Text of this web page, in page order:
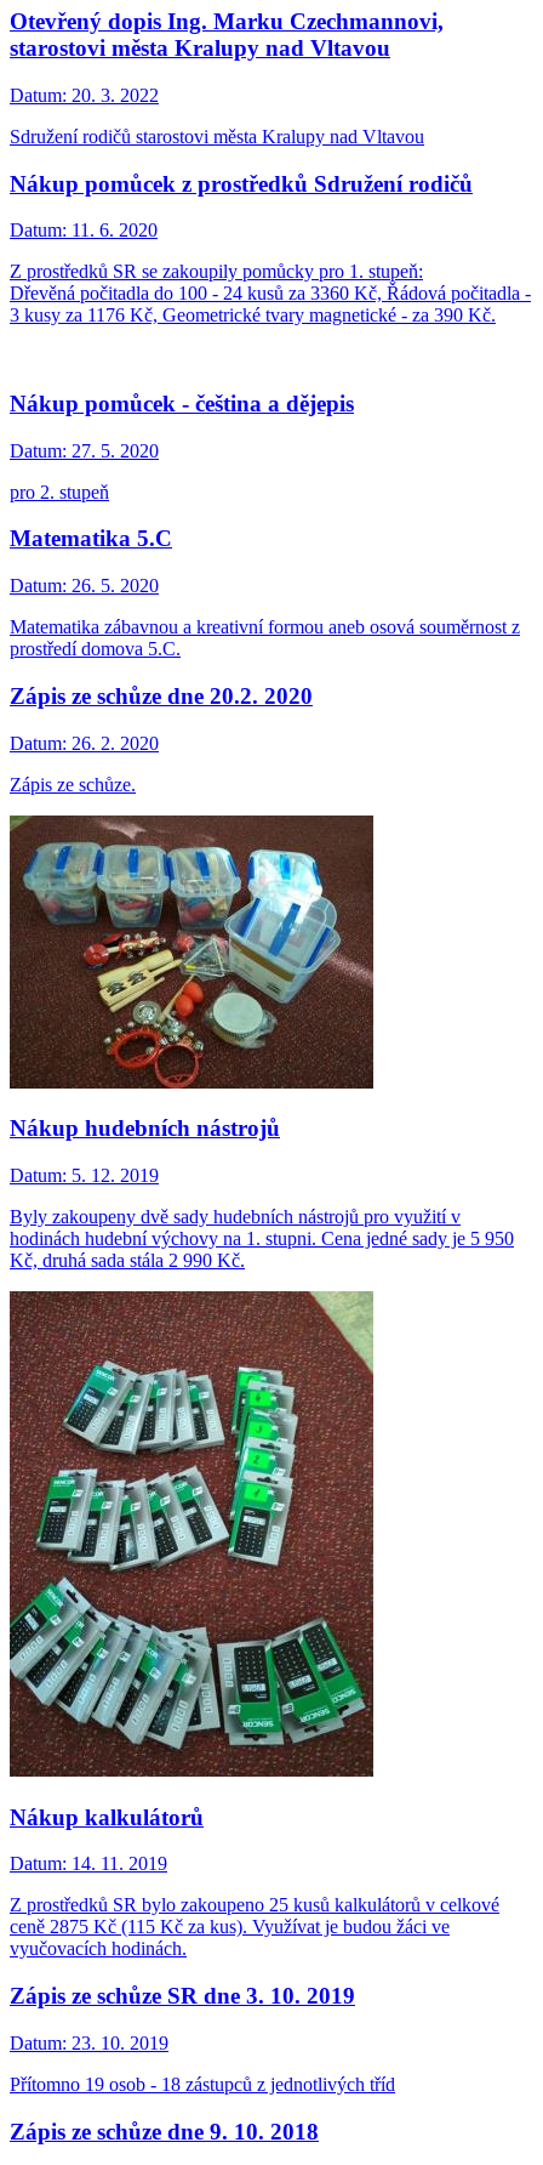
Otevřený dopis Ing. Marku Czechmannovi,
starostovi města Kralupy nad Vltavou
Datum: 20. 3. 2022
Sdružení rodičů starostovi města Kralupy nad Vltavou
Nákup pomůcek z prostředků Sdružení rodičů
Datum: 11. 6. 2020
Z prostředků SR se zakoupily pomůcky pro 1. stupeň:
Dřevěná počitadla do 100 - 24 kusů za 3360 Kč, Řádová počitadla -
3 kusy za 1176 Kč, Geometrické tvary magnetické - za 390 Kč.
Nákup pomůcek - čeština a dějepis
Datum: 27. 5. 2020
pro 2. stupeň
Matematika 5.C
Datum: 26. 5. 2020
Matematika zábavnou a kreativní formou aneb osová souměrnost z
prostředí domova 5.C.
Zápis ze schůze dne 20.2. 2020
Datum: 26. 2. 2020
Zápis ze schůze.
Nákup hudebních nástrojů
Datum: 5. 12. 2019
Byly zakoupeny dvě sady hudebních nástrojů pro využití v
hodinách hudební výchovy na 1. stupni. Cena jedné sady je 5 950
Kč, druhá sada stála 2 990 Kč.
Nákup kalkulátorů
Datum: 14. 11. 2019
Z prostředků SR bylo zakoupeno 25 kusů kalkulátorů v celkové
ceně 2875 Kč (115 Kč za kus). Využívat je budou žáci ve
vyučovacích hodinách.
Zápis ze schůze SR dne 3. 10. 2019
Datum: 23. 10. 2019
Přítomno 19 osob - 18 zástupců z jednotlivých tříd
Zápis ze schůze dne 9. 10. 2018